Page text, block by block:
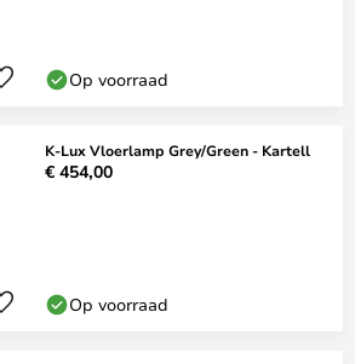
Op voorraad
K-Lux Vloerlamp Grey/Green - Kartell
€ 454,00
Op voorraad